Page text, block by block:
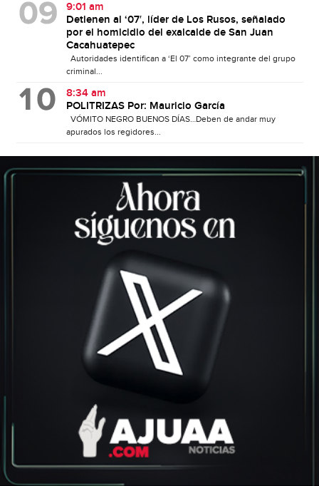
9:01 am
Detienen al ‘07′, líder de Los Rusos, señalado
por el homicidio del exalcalde de San Juan
Cacahuatepec
Autoridades identifican a ‘El 07’ como integrante del grupo
criminal...
8:34 am
POLITRIZAS Por: Mauricio García
VÓMITO NEGRO BUENOS DÍAS…Deben de andar muy
apurados los regidores...